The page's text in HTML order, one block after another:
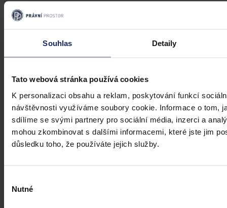
Souhlas Detaily
Tato webová stránka používá cookies
K personalizaci obsahu a reklam, poskytování funkcí
návštěvnosti využíváme soubory cookie. Informace o tom,
sdílíme se svými partnery pro sociální média, inzerci a
mohou zkombinovat s dalšími informacemi, které jste jim
důsledku toho, že používáte jejich služby.
souhlasu
Nutné